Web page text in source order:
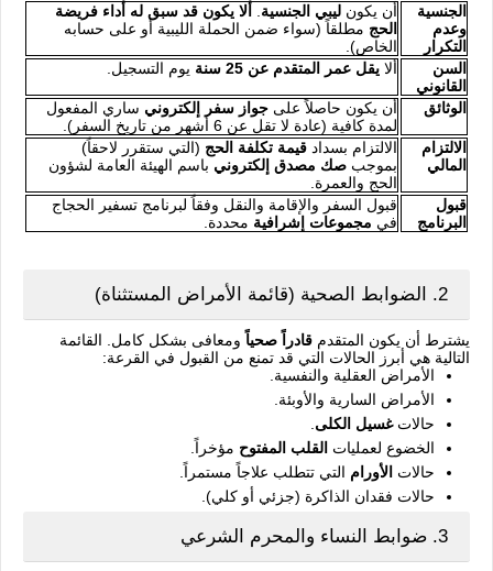
الجنسية
وعدم
التكرار
أن يكون ليبي الجنسية
ألا يكون قد سبق له أداء فريضة
الحج مطلقاً (سواء ضمن الحملة الليبية أو على حسابه
الخاص).
السن
القانوني
ألا يقل عمر المتقدم عن 25 سنة يوم التسجيل.
الوثائق أن يكون حاصلاً على جواز سفر إلكتروني ساري المفعول
لمدة كافية (عادة لا تقل عن 6 أشهر من تاريخ السفر).
الالتزام
المالي
الالتزام بسداد قيمة تكلفة الحج (التي ستقرر لاحقاً)
بموجب صك مصدق إلكتروني باسم الهيئة العامة لشؤون
الحج والعمرة.
قبول
البرنامج
قبول السفر والإقامة والنقل وفقاً لبرنامج تسفير الحجاج
في مجموعات إشرافية محددة.
2. الضوابط الصحية (قائمة الأمراض المستثناة)
يشترط أن يكون المتقدم قادراً صحياً ومعافى بشكل كامل. القائمة
التالية هي أبرز الحالات التي قد تمنع من القبول في القرعة:
الأمراض العقلية والنفسية.
الأمراض السارية والأوبئة.
حالاتغسيل الكلى
الخضوع لعمليات القلب المفتوح مؤخراً.
حالات الأورام التي تتطلب علاجاً مستمراً.
حالات فقدان الذاكرة (جزئي أو كلي).
3. ضوابط النساء والمحرم الشرعي